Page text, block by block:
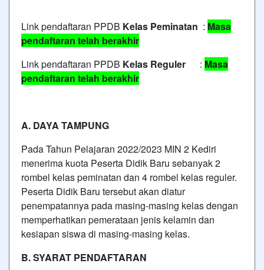
Link pendaftaran PPDB Kelas Peminatan : Masa
pendaftaran telah berakhir
Link pendaftaran PPDB Kelas Reguler : Masa
pendaftaran telah berakhir
A. DAYA TAMPUNG
Pada Tahun Pelajaran 2022/2023 MIN 2 Kediri
menerima kuota Peserta Didik Baru sebanyak 2
rombel kelas peminatan dan 4 rombel kelas reguler.
Peserta Didik Baru tersebut akan diatur
penempatannya pada masing-masing kelas dengan
memperhatikan pemerataan jenis kelamin dan
kesiapan siswa di masing-masing kelas.
B. SYARAT PENDAFTARAN